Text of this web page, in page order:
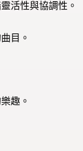
活性與協調性。
目。
趣。